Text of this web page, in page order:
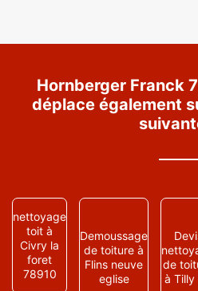
Hornberger Franck
déplace également
nettoyage
toit à
Civry la
foret
78910
Demoussage
de toiture à
Flins neuve
eglise
de
à Tilly